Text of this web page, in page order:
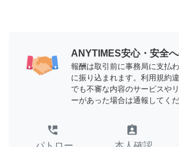
ANYTIMES安心・安全
報酬は取引前に事務局に支払
に振り込まれます。利用規約
でも不審な内容のサービスや
ーがあった場合は通報してくだ
perm_phone_msg assignment_ind